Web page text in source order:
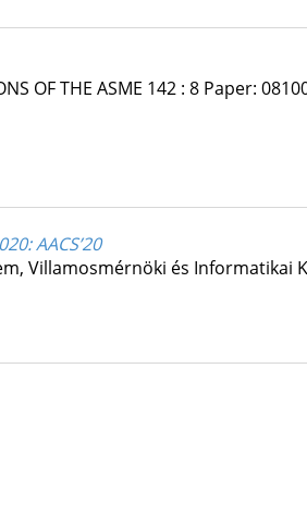
OF THE ASME 142: 8 Paper:
: AACS’20
Villamosmérnöki és Informatikai